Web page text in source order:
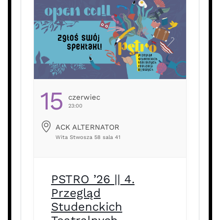
pobudzać […] …
15 Czerwiec
23:00
ACK ALTERNATOR
Wita Stwosza 58 sala 41
PSTRO ’26 || 4.
Przegląd
Studenckich